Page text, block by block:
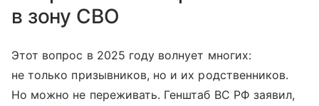
в зону СВО
Этот вопрос в 2025 году волнует многих:
не только призывников, но и их родственников.
Но можно не переживать. Генштаб ВС РФ заявил,